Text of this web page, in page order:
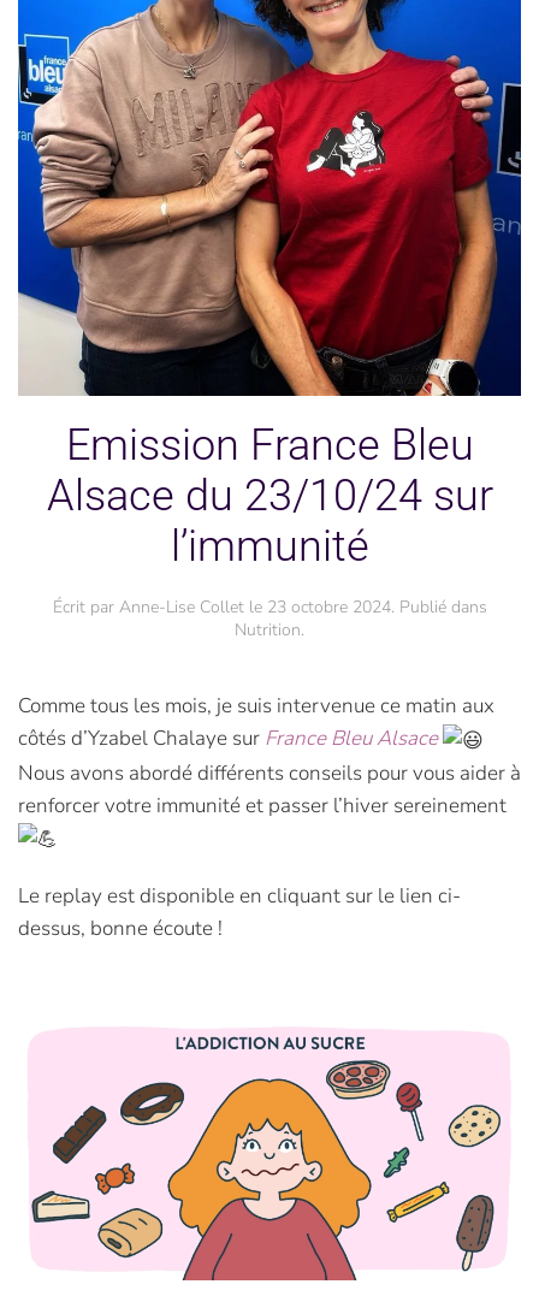
Emission France Bleu
Alsace du 23/10/24 sur
l’immunité
Écrit par Anne-Lise Colletle 23 octobre 2024. Publié dans
Nutrition.
Comme tous les mois, je suis intervenue ce matin aux
côtés d’Yzabel Chalaye sur France Bleu Alsace
Nous avons abordé différents conseils pour vous aider à
renforcer votre immunité et passer l’hiver sereinement
Le replay est disponible en cliquant sur le lien ci-
dessus, bonne écoute !